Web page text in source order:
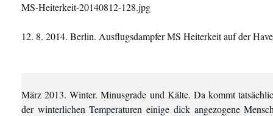
MS-Heiterkeit-20140812-128.jpg
12. 8. 2014. Berlin. Ausflugsdampfer MS Heiterkeit auf der
März 2013. Winter. Minusgrade und Kälte. Da kommt
der winterlichen Temperaturen einige dick angezogene